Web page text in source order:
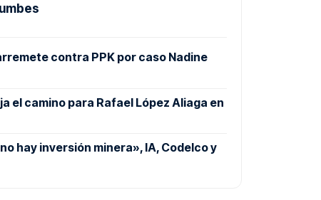
contra PPK por caso Nadine
el camino para Rafael López Aliaga en
hay inversión minera», IA, Codelco y